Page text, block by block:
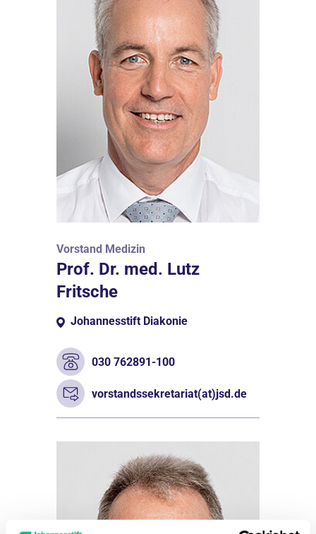
Vorstand Medizin
Prof. Dr. med. Lutz
Fritsche
Johannesstift Diakonie
030 762891-100
vorstandssekretariat(at)jsd.de